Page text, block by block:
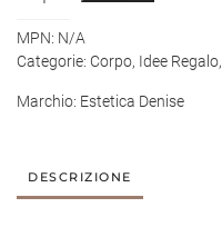
quantità
MPN: N/A
Categorie: Corpo, Idee Regalo,
Marchio: Estetica Denise
DESCRIZIONE